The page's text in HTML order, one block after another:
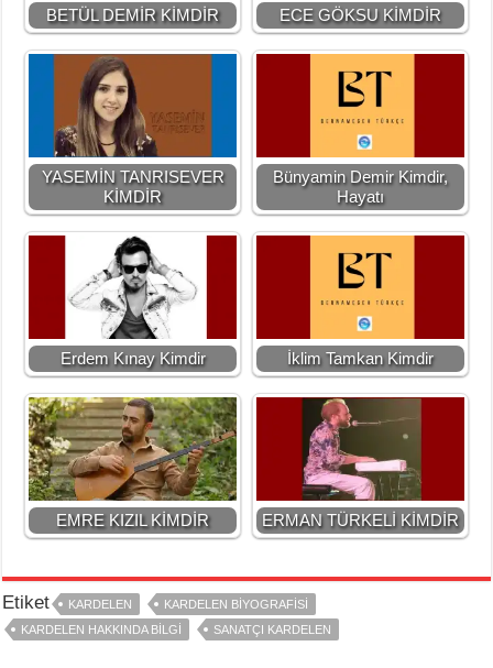
BETÜL DEMİR KİMDİR ECE GÖKSU KİMDİR
YASEMİN TANRISEVER
KİMDİR
Bünyamin Demir Kimdir,
Hayatı
Erdem Kınay Kimdir İklim Tamkan Kimdir
EMRE KIZIL KİMDİR ERMAN TÜRKELİ KİMDİR
Etiket KARDELEN
KARDELEN BIYOGRAFISI
KARDELEN HAKKINDA BILGI
SANATÇI KARDELEN